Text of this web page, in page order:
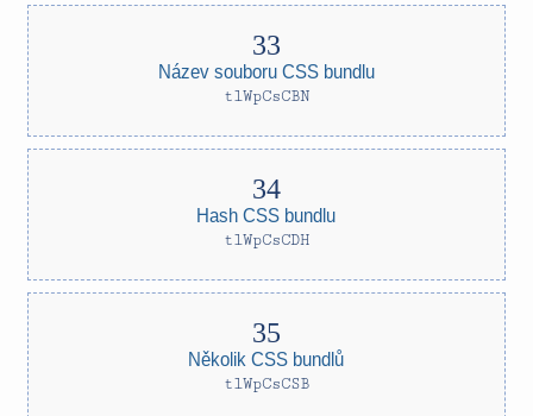
Název souboru CSS bundlu
tlWpCsCBN
Hash CSS bundlu
tlWpCsCDH
Několik CSS bundlů
tlWpCsCSB